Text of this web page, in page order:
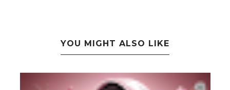
YOU MIGHT ALSO LIKE